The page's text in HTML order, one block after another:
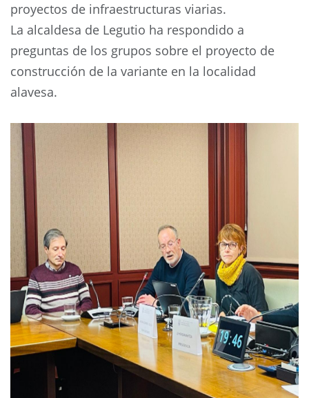
proyectos de infraestructuras viarias.
La alcaldesa de Legutio ha respondido a
preguntas de los grupos sobre el proyecto de
construcción de la variante en la localidad
alavesa.